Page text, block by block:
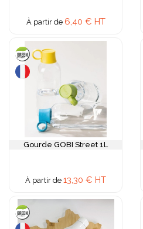
À partir de 6,40 € HT
Gourde GOBI Street 1L
À partir de 13,30 € HT